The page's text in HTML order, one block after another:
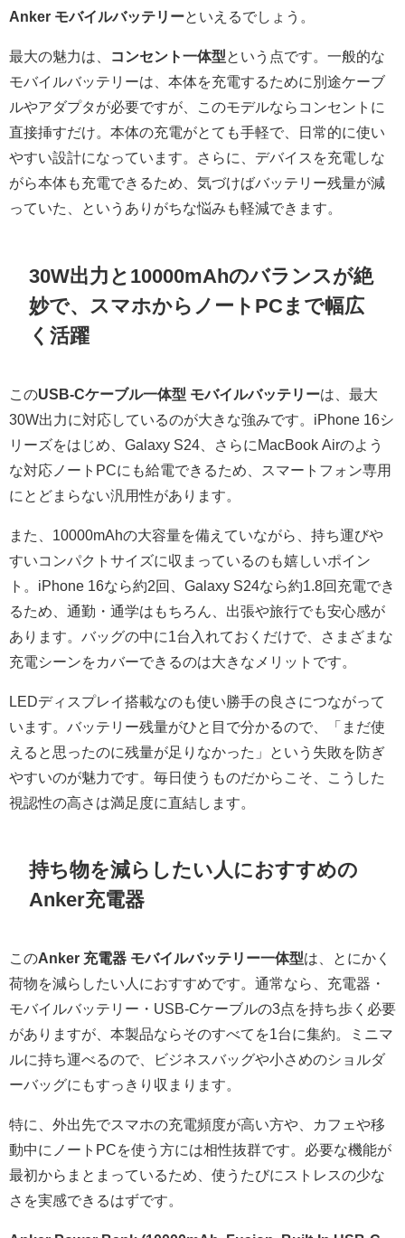
Anker モバイルバッテリーといえるでしょう。
最大の魅力は、 コンセント一体型という点です。一般的な
モバイルバッテリーは、本体を充電するために別途ケーブ
ルやアダプタが必要ですが、このモデルならコンセントに
直接挿すだけ。本体の充電がとても手軽で、日常的に使い
やすい設計になっています。さらに、デバイスを充電しな
がら本体も充電できるため、気づけばバッテリー残量が減
っていた、というありがちな悩みも軽減できます。
30W出力と10000mAhのバランスが絶
妙で、スマホからノートPCまで幅広
く活躍
このUSB-Cケーブル一体型 モバイルバッテリーは、最大
30W出力に対応しているのが大きな強みです。iPhone 16シ
リーズをはじめ、Galaxy S24、さらにMacBook Airのよう
な対応ノートPCにも給電できるため、スマートフォン専用
にとどまらない汎用性があります。
また、10000mAhの大容量を備えていながら、持ち運びや
すいコンパクトサイズに収まっているのも嬉しいポイン
ト。iPhone 16なら約2回、Galaxy S24なら約1.8回充電でき
るため、通勤・通学はもちろん、出張や旅行でも安心感が
あります。バッグの中に1台入れておくだけで、さまざまな
充電シーンをカバーできるのは大きなメリットです。
LEDディスプレイ搭載なのも使い勝手の良さにつながって
います。バッテリー残量がひと目で分かるので、「まだ使
えると思ったのに残量が足りなかった」という失敗を防ぎ
やすいのが魅力です。毎日使うものだからこそ、こうした
視認性の高さは満足度に直結します。
持ち物を減らしたい人におすすめの
Anker充電器
このAnker 充電器 モバイルバッテリー一体型は、とにかく
荷物を減らしたい人におすすめです。通常なら、充電器・
モバイルバッテリー・USB-Cケーブルの3点を持ち歩く必要
がありますが、本製品ならそのすべてを1台に集約。ミニマ
ルに持ち運べるので、ビジネスバッグや小さめのショルダ
ーバッグにもすっきり収まります。
特に、外出先でスマホの充電頻度が高い方や、カフェや移
動中にノートPCを使う方には相性抜群です。必要な機能が
最初からまとまっているため、使うたびにストレスの少な
さを実感できるはずです。